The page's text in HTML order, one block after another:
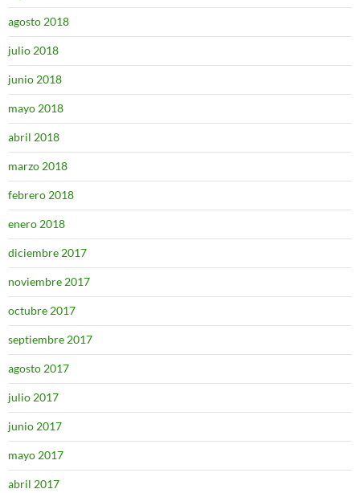
agosto 2018
julio 2018
junio 2018
mayo 2018
abril 2018
marzo 2018
febrero 2018
enero 2018
diciembre 2017
noviembre 2017
octubre 2017
septiembre 2017
agosto 2017
julio 2017
junio 2017
mayo 2017
abril 2017